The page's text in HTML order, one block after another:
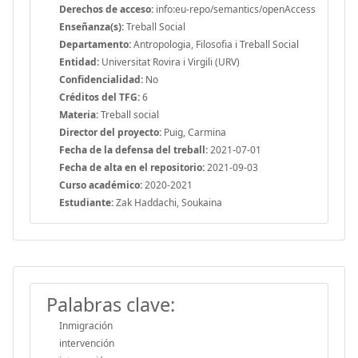
Derechos de acceso: info:eu-repo/semantics/openAccess
Enseñanza(s):Treball Social
Departamento:Antropologia, Filosofia i Treball Social
Entidad: Universitat Rovira i Virgili (URV)
Confidencialidad: No
Créditos del TFG:6
Materia:Treball social
Director del proyecto: Puig, Carmina
Fecha de la defensa del treball:2021-07-01
Fecha de alta en el repositorio:2021-09-03
Curso académico:2020-2021
Estudiante:Zak Haddachi, Soukaina
Palabras clave:
Inmigración
intervención